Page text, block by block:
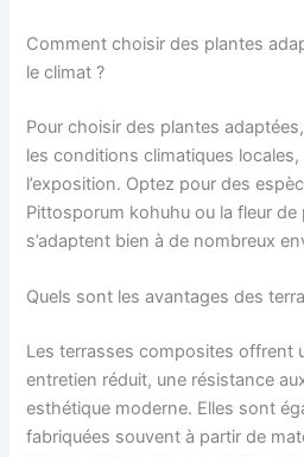
Comment choisir des plantes
le climat ?
Pour choisir des plantes
les conditions climatiques
l’exposition. Optez pour des
Pittosporum kohuhu ou la fleur
s’adaptent bien à de nombreux
Quels sont les avantages des
Les terrasses composites offrent
entretien réduit, une résistance
esthétique moderne. Elles sont
fabriquées souvent à partir de